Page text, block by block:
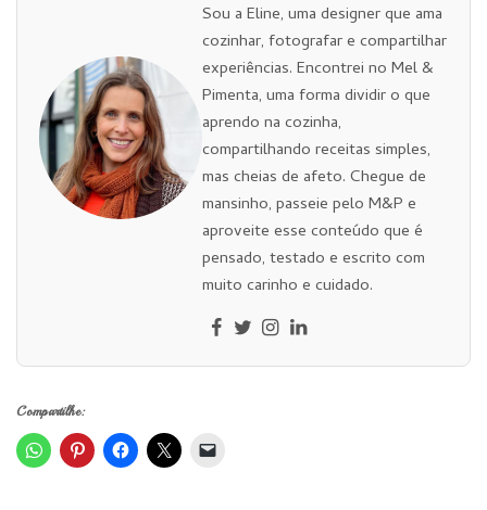
Sou a Eline, uma designer que ama
cozinhar, fotografar e compartilhar
experiências. Encontrei no Mel &
Pimenta, uma forma dividir o que
aprendo na cozinha,
compartilhando receitas simples,
mas cheias de afeto. Chegue de
mansinho, passeie pelo M&P e
aproveite esse conteúdo que é
pensado, testado e escrito com
muito carinho e cuidado.
Compartilhe: